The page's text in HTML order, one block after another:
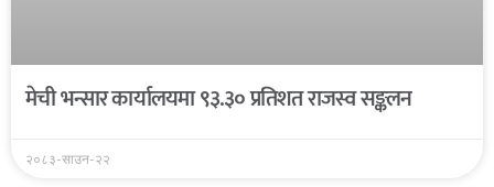
मेची भन्सार कार्यालयमा ९३.३० प्रतिशत राजस्व सङ्कलन
२०८३-साउन-२२